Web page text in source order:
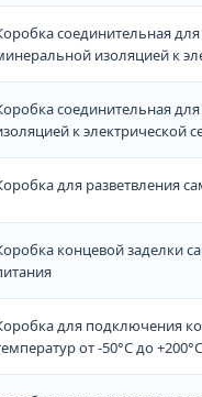
соединительная
изоляцией к
соединительная
к электрической
для разветвления
концевой заделки
для подключения
от -50°С до +200°С